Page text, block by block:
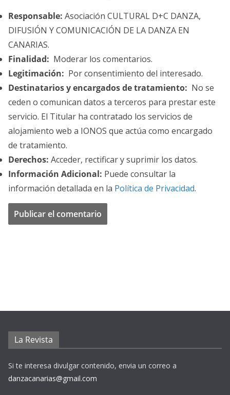
Responsable: Asociación CULTURAL D+C DANZA,
DIFUSIÓN Y COMUNICACIÓN DE LA DANZA EN
CANARIAS.
Finalidad: Moderar los comentarios.
Legitimación: Por consentimiento del interesado.
Destinatarios y encargados de tratamiento: No se
ceden o comunican datos a terceros para prestar este
servicio. El Titular ha contratado los servicios de
alojamiento web a IONOS que actúa como encargado
de tratamiento.
Derechos: Acceder, rectificar y suprimir los datos.
Información Adicional: Puede consultar la
información detallada en la Política de Privacidad.
La Revista
Si te interesa divulgar contenido, envia un correo a
danzacanarias@gmail.com